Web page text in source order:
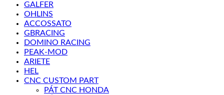
GALFER
OHLINS
ACCOSSATO
GBRACING
DOMINO RACING
PEAK-MOD
ARIETE
HEL
CNC CUSTOM PART
PÁT CNC HONDA